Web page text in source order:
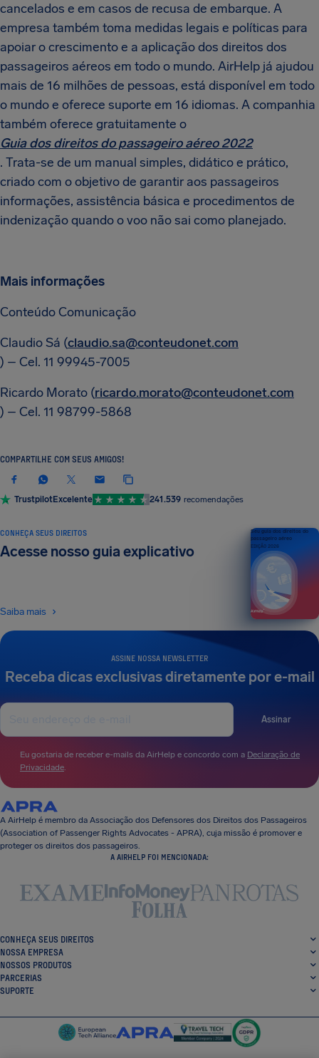
cancelados e em casos de recusa de embarque. A
empresa também toma medidas legais e políticas para
apoiar o crescimento e a aplicação dos direitos dos
passageiros aéreos em todo o mundo. AirHelp já ajudou
mais de 16 milhões de pessoas, está disponível em todo
o mundo e oferece suporte em 16 idiomas. A companhia
também oferece gratuitamente o
Guia dos direitos do passageiro aéreo 2022
. Trata-se de um manual simples, didático e prático,
criado com o objetivo de garantir aos passageiros
informações, assistência básica e procedimentos de
indenização quando o voo não sai como planejado.
Mais informações
Conteúdo Comunicação
Claudio Sá (claudio.sa@conteudonet.com
) – Cel. 11 99945-7005
Ricardo Morato (ricardo.morato@conteudonet.com
) – Cel. 11 98799-5868
COMPARTILHE COM SEUS AMIGOS!
TrustpilotExcelente 241.539 recomendações
ASSINE NOSSA NEWSLETTER
Receba dicas exclusivas diretamente por e-mail
Assinar
Eu gostaria de receber e-mails da AirHelp e concordo com a Declaração de
Privacidade.
CONHEÇA SEUS DIREITOS
Acesse nosso guia explicativo
Saiba mais
Seu guia dos direitos do
passageiro aéreo
EDIÇÃO 2026
A AirHelp é membro da Associação dos Defensores dos Direitos dos Passageiros
(Association of Passenger Rights Advocates - APRA), cuja missão é promover e
proteger os direitos dos passageiros.
A AIRHELP FOI MENCIONADA:
CONHEÇA SEUS DIREITOS
NOSSA EMPRESA
NOSSOS PRODUTOS
PARCERIAS
SUPORTE